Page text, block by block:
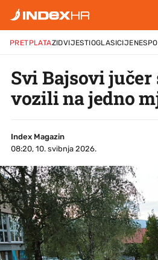
PRETPLATAZIDVIJESTIOGLASICIJENE
Svi Bajsovi jučer
vozili na jedno
Index Magazin
08:20, 10. svibnja 2026.